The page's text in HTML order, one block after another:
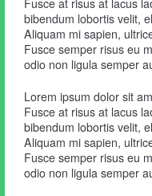
bibendum lobortis velit,
Aliquam mi sapien,
Fusce semper risus eu
odio non ligula semper
Lorem ipsum dolor sit
Fusce at risus at lacus
bibendum lobortis velit,
Aliquam mi sapien,
Fusce semper risus eu
odio non ligula semper